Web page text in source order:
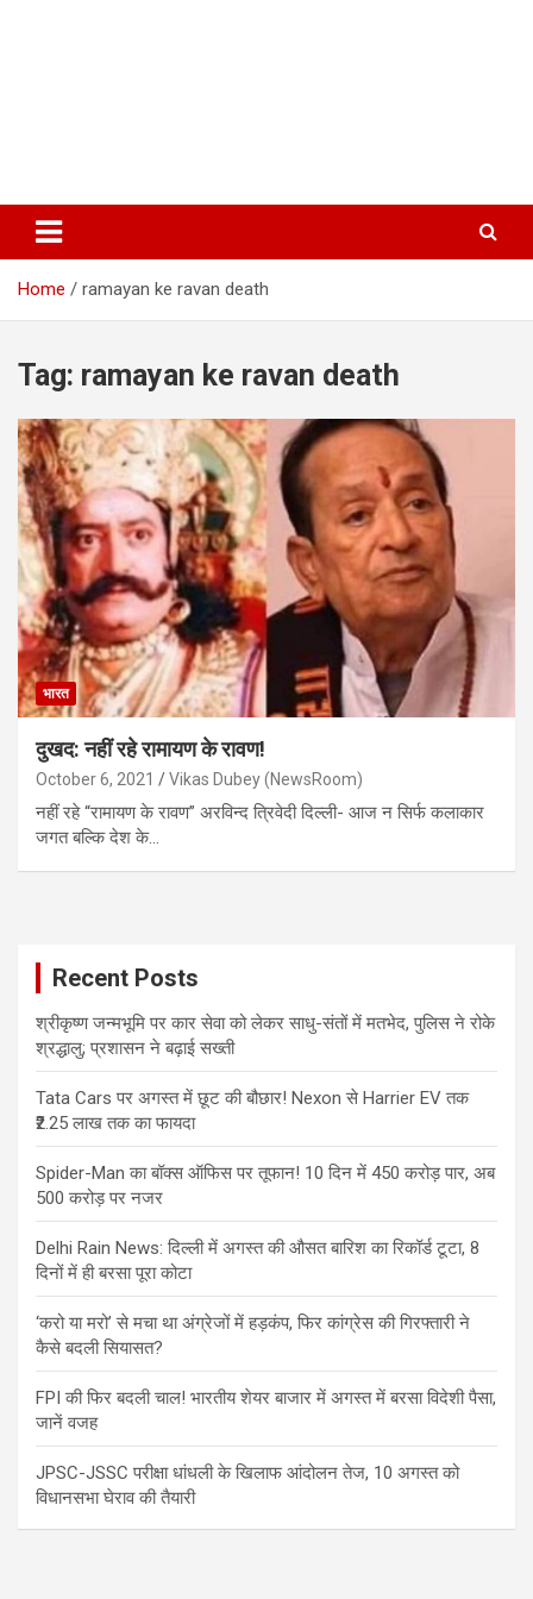
Home ramayan ke ravan death
Tag: ramayan ke ravan death
भारत
दुखद: नहीं रहे रामायण के रावण!
October 6, 2021 Vikas Dubey (NewsRoom)
नहीं रहे “रामायण के रावण” अरविन्द त्रिवेदी दिल्ली- आज न सिर्फ कलाकार
जगत बल्कि देश के…
Recent Posts
श्रीकृष्ण जन्मभूमि पर कार सेवा को लेकर साधु-संतों में मतभेद, पुलिस ने रोके
श्रद्धालु; प्रशासन ने बढ़ाई सख्ती
Tata Cars पर अगस्त में छूट की बौछार! Nexon से Harrier EV तक
₹2.25 लाख तक का फायदा
Spider-Man का बॉक्स ऑफिस पर तूफान! 10 दिन में 450 करोड़ पार, अब
500 करोड़ पर नजर
Delhi Rain News: दिल्ली में अगस्त की औसत बारिश का रिकॉर्ड टूटा, 8
दिनों में ही बरसा पूरा कोटा
‘करो या मरो’ से मचा था अंग्रेजों में हड़कंप, फिर कांग्रेस की गिरफ्तारी ने
कैसे बदली सियासत?
FPI की फिर बदली चाल! भारतीय शेयर बाजार में अगस्त में बरसा विदेशी पैसा,
जानें वजह
JPSC-JSSC परीक्षा धांधली के खिलाफ आंदोलन तेज, 10 अगस्त को
विधानसभा घेराव की तैयारी